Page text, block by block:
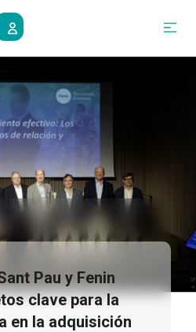
Pau y Fenin
clave para la
en la adquisición